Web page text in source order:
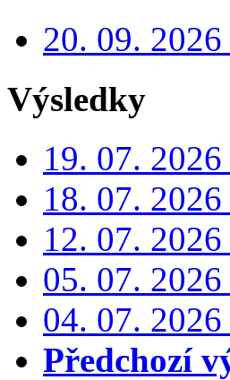
20. 09.
Výsledky
19. 07.
18. 07.
12. 07.
05. 07.
04. 07.
Předchozí